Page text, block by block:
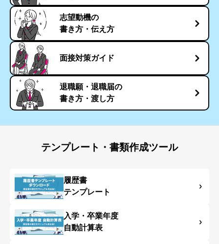
志望動機の
書き方・伝え方
面接対策ガイド
退職願・退職届の
書き方・渡し方
テンプレート・書類作成ツール
履歴書
テンプレート
入学・卒業年度
自動計算表